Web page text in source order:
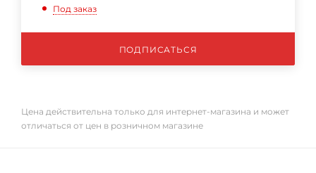
Под заказ
ПОДПИСАТЬСЯ
Цена действительна только для интернет-магазина и может
отличаться от цен в розничном магазине